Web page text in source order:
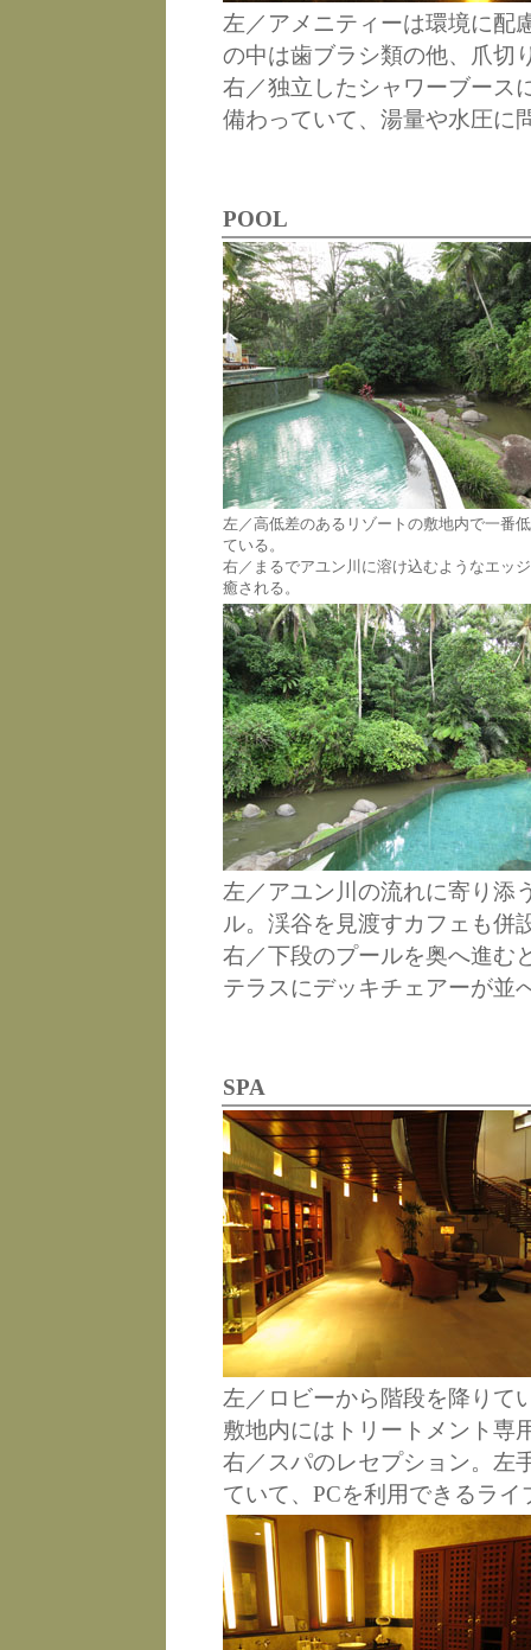
左／アメニティーは環境に配
の中は歯ブラシ類の他、爪切
右／独立したシャワーブース
備わっていて、湯量や水圧に
POOL
左／高低差のあるリゾートの敷地内で一番
ている。
右／まるでアユン川に溶け込むようなエッ
癒される。
左／アユン川の流れに寄り添
ル。渓谷を見渡すカフェも併
右／下段のプールを奥へ進む
テラスにデッキチェアーが並
SPA
左／ロビーから階段を降りて
敷地内にはトリートメント専
右／スパのレセプション。左
ていて、PCを利用できるラ